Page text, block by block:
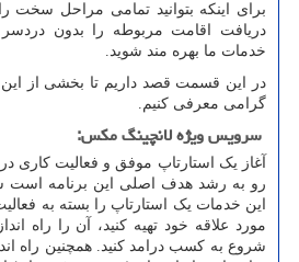
برای اینکه بتوانید تمامی مراحل سخت
دریافت اقامت مربوطه را بدون دردسر
خدمات ما بهره مند شوید.
در این قسمت قصد داریم تا بخشی از
گرامی معرفی کنیم.
سرویس ویژه لانچینگ مکس:
آغاز یک استارتاپ موفق و فعالیت کاری
رو به رشد هدف اصلی این برنامه است شما
این خدمات یک استارتاپ را بسته به
مورد علاقه خود تهیه کنید، آن را راه
شروع به کسب درامد کنید. همچنین راه